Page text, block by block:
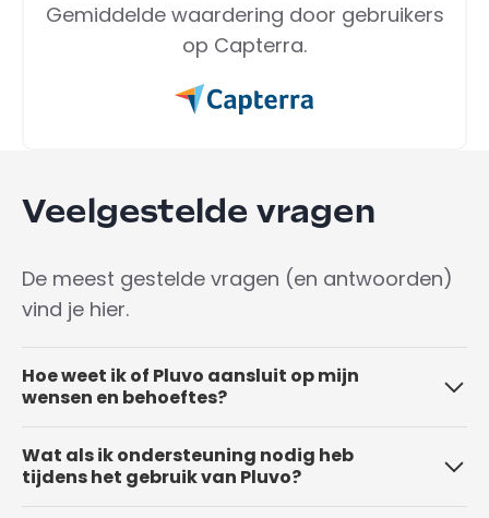
Gemiddelde waardering door gebruikers
op Capterra.
Veelgestelde vragen
De meest gestelde vragen (en antwoorden)
vind je hier.
Hoe weet ik of Pluvo aansluit op mijn
wensen en behoeftes?
Goede vraag! Bij Pluvo gaan we alleen een
samenwerking aan als we overtuigd zijn van
Wat als ik ondersteuning nodig heb
tijdens het gebruik van Pluvo?